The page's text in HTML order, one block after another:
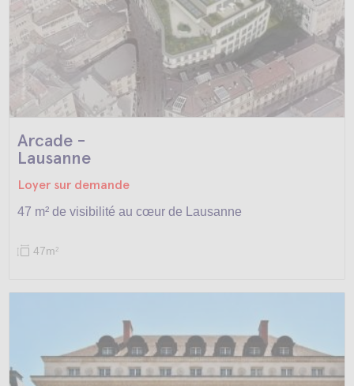
Arcade -
Lausanne
Loyer sur demande
47 m² de visibilité au cœur de Lausanne
47m2